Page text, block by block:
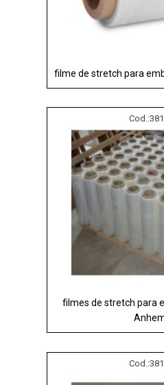
filme de stretch para
Cod.:
filmes de stretch para
Cod.: